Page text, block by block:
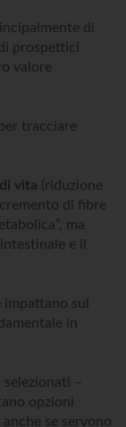
di
prospettici
valore
tracciare
vita (riduzione
di fibre
ma
e il
sul
in
selezionati –
opzioni
se servono